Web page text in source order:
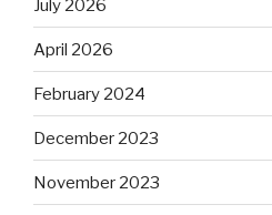
July 2026
April 2026
February 2024
December 2023
November 2023